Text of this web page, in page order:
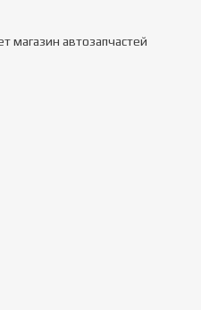
магазин автозапчастей